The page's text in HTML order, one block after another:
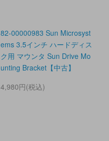
82-00000983 Sun Microsyst
ems 3.5インチ ハードディス
ク用 マウンタ Sun Drive Mo
unting Bracket【中古】
4,980円(税込)